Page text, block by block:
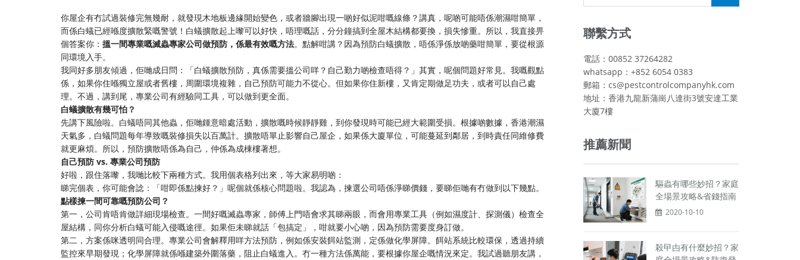
你屋企有冇試過裝修完無幾耐，就發現木地板邊緣開始變色，或者牆腳出現一啲好似泥咁嘅線條？講真，呢啲可能唔係潮濕咁簡單，
而係白蟻已經喺度擴散緊嘅警號！白蟻擴散起上嚟可以好快，唔理嘅話，分分鐘搞到全屋木結構都要換，損失慘重。所以，我直接畀
個答案你： 搵一間專業嘅滅蟲專家公司做預防，係最有效嘅方法。點解咁講？因為預防白蟻擴散，唔係淨係放啲藥咁簡單，要從根源
同環境入手。
我同好多朋友傾過，佢哋成日問：「白蟻擴散預防，真係需要搵公司咩？自己勤力啲檢查唔得？」其實，呢個問題好常見。我嘅觀點
係，如果你住喺獨立屋或者舊樓，周圍環境複雜，自己預防可能力不從心。但如果你住新樓，又肯定期做足功夫，或者可以自己處
理。不過，講到尾，專業公司有經驗同工具，可以做到更全面。
白蟻擴散有幾可怕？
先講下風險啦。白蟻唔同其他蟲，佢哋鍾意暗處活動，擴散嘅時候靜靜雞，到你發現時可能已經大範圍受損。根據啲數據，香港潮濕
天氣多，白蟻問題每年導致嘅裝修損失以百萬計。擴散唔單止影響自己屋企，如果係大廈單位，可能蔓延到鄰居，到時責任同維修費
就更麻煩。所以，預防擴散唔係為自己，仲係為成棟樓著想。
自己預防 vs. 專業公司預防
好啦，跟住落嚟，我哋比較下兩種方式。我用個表格列出來，等大家易明啲：
睇完個表，你可能會諗：「咁即係點揀好？」呢個就係核心問題啦。我認為，揀選公司唔係淨睇價錢，要睇佢哋有冇做到以下幾點。
點樣揀一間可靠嘅預防公司？
第一，公司肯唔肯做詳細現場檢查。一間好嘅滅蟲專家，師傅上門唔會求其睇兩眼，而會用專業工具（例如濕度計、探測儀）檢查全
屋結構，同你分析白蟻可能入侵嘅途徑。如果佢未睇就話「包搞定」，咁就要小心啲，因為預防需要度身訂做。
第二，方案係咪透明同合理。專業公司會解釋用咩方法預防，例如係安裝餌站監測，定係做化學屏障。餌站系統比較環保，透過持續
監控來早期發現；化學屏障就係喺建築外圍落藥，阻止白蟻進入。冇一種方法係萬能，要根據你屋企嘅情況來定。我試過聽朋友講，
聯繫方式
電話：00852 37264282
whatsapp：+852 6054 0383
郵箱：cs@pestcontrolcompanyhk.com
地址：香港九龍新蒲崗八達街3號安達工業
大廈7樓
推薦新聞
驅蟲有哪些妙招？家庭
全場景攻略&省錢指南
2020-10-10
殺曱甴有什麼妙招？家